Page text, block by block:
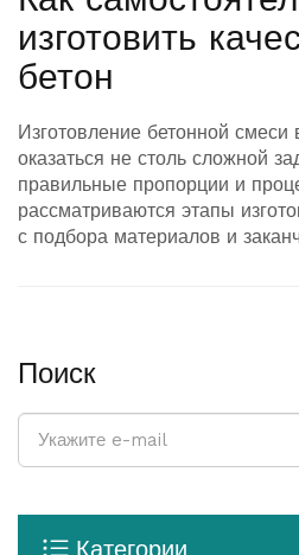
изготовить
бетон
Изготовление бетонной
оказаться не столь сложной
правильные пропорции и
рассматриваются этапы
с подбора материалов и
работы.
Поиск
Категории